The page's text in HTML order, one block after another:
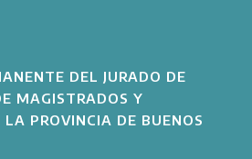
DEL JURADO DE
MAGISTRADOS Y
PROVINCIA DE BUENOS